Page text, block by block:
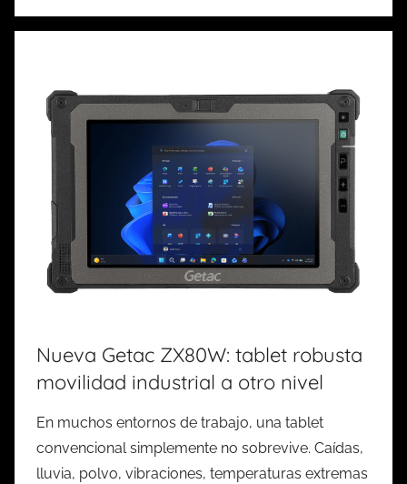
Nueva Getac ZX80W: tablet robusta
movilidad industrial a otro nivel
En muchos entornos de trabajo, una tablet
convencional simplemente no sobrevive. Caídas,
lluvia, polvo, vibraciones, temperaturas extremas